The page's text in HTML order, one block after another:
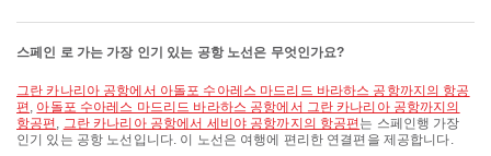
스페인 로 가는 가장 인기 있는 공항 노선은 무엇인가요?
그란 카나리아 공항에서 아돌포 수아레스 마드리드 바라하스 공항까지의 항공
편 , 아돌포 수아레스 마드리드 바라하스 공항에서 그란 카나리아 공항까지의
항공편 , 그란 카나리아 공항에서 세비야 공항까지의 항공편 는 스페인행 가장
인기 있는 공항 노선입니다. 이 노선은 여행에 편리한 연결편을 제공합니다.